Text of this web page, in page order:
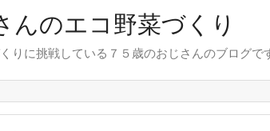
んのエコ野菜づくり
りに挑戦している７５歳のおじさんのブログで